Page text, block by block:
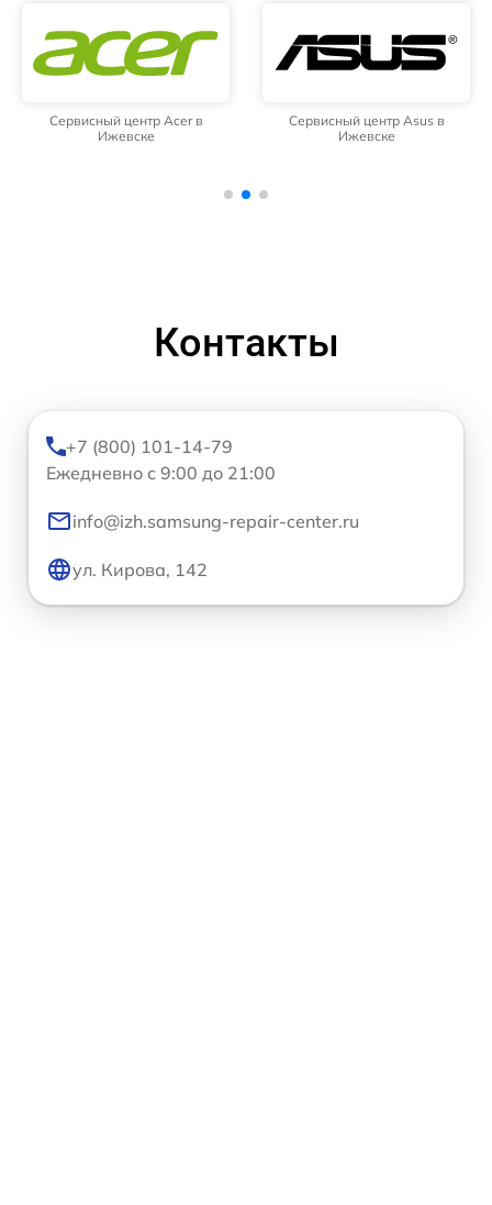
Сервисный центр Acer в
Ижевске
Сервисный центр Asus в
Ижевске
Контакты
+7 (800) 101-14-79
Ежедневно с 9:00 до 21:00
info@izh.samsung-repair-center.ru
ул. Кирова, 142